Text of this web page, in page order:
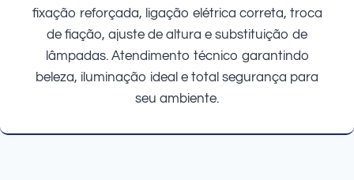
fixação reforçada, ligação elétrica correta, troca
de fiação, ajuste de altura e substituição de
lâmpadas. Atendimento técnico garantindo
beleza, iluminação ideal e total segurança para
seu ambiente.